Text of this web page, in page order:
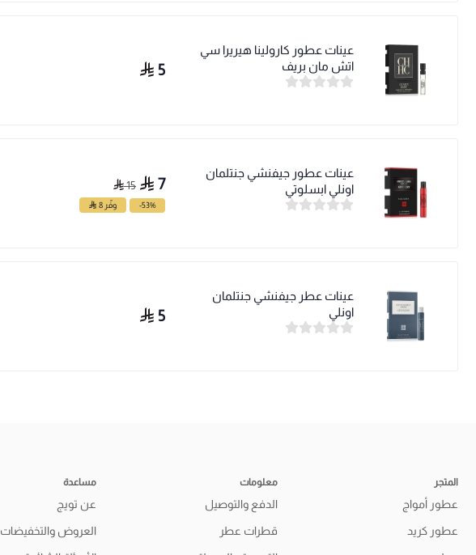
عينات عطور كارولينا هيريرا سي
اتش مان بريف
5
عينات عطور جيفنشي جنتلمان
اونلي ابسلوتي
7
15
-53% وفّر 8
عينات عطر جيفنشي جنتلمان
اونلي
5
المتجر
عطور أمواج
عطور كريد
معلومات
الدفع والتوصيل
قطرات عطر
مساعدة
عن تويج
العروض والتخفيضات